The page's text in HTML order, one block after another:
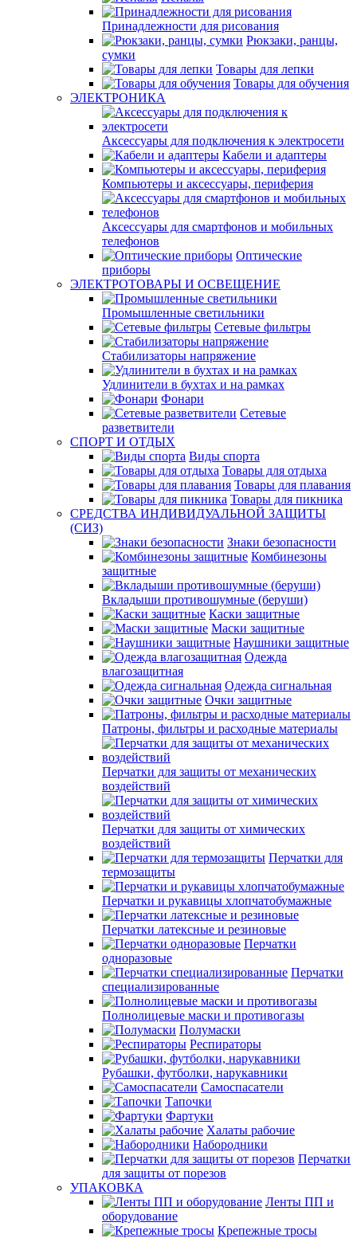
Принадлежности для рисования
Рюкзаки, ранцы,
сумки
Товары для лепки
Товары для обучения
ЭЛЕКТРОНИКА
Аксессуары для подключения к электросети
Кабели и адаптеры
Компьютеры и аксессуары, периферия
Аксессуары для смартфонов и мобильных
телефонов
Оптические
приборы
ЭЛЕКТРОТОВАРЫ И ОСВЕЩЕНИЕ
Промышленные светильники
Сетевые фильтры
Стабилизаторы напряжение
Удлинители в бухтах и на рамках
Фонари
Сетевые
разветвители
СПОРТ И ОТДЫХ
Виды спорта
Товары для отдыха
Товары для плавания
Товары для пикника
СРЕДСТВА ИНДИВИДУАЛЬНОЙ ЗАЩИТЫ
(СИЗ)
Знаки безопасности
Комбинезоны
защитные
Вкладыши противошумные (беруши)
Каски защитные
Маски защитные
Наушники защитные
Одежда
влагозащитная
Одежда сигнальная
Очки защитные
Патроны, фильтры и расходные материалы
Перчатки для защиты от механических
воздействий
Перчатки для защиты от химических
воздействий
Перчатки для
термозащиты
Перчатки и рукавицы хлопчатобумажные
Перчатки латексные и резиновые
Перчатки
одноразовые
Перчатки
специализированные
Полнолицевые маски и противогазы
Полумаски
Респираторы
Рубашки, футболки, нарукавники
Самоспасатели
Тапочки
Фартуки
Халаты рабочие
Набородники
Перчатки
для защиты от порезов
УПАКОВКА
Ленты ПП и
оборудование
Крепежные тросы